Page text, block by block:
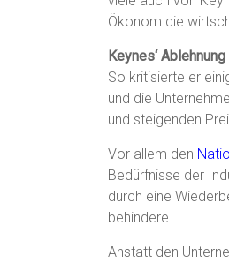
Ökonom die
Keynes‘
So kritisierte er
und die
und steigenden
Vor allem den
Bedürfnisse der
durch eine
behindere.
Anstatt den